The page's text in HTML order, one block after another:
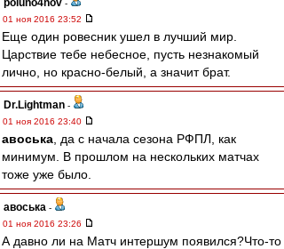
poluno4nov -
01 ноя 2016 23:52
Еще один ровесник ушел в лучший мир.
Царствие тебе небесное, пусть незнакомый
лично, но красно-белый, а значит брат.
Dr.Lightman -
01 ноя 2016 23:40
авоська , да с начала сезона РФПЛ, как
минимум. В прошлом на нескольких матчах
тоже уже было.
авоська -
01 ноя 2016 23:26
А давно ли на Матч интершум появился?Что-то